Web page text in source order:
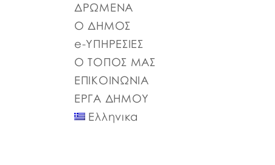
ΔΡΩΜΕΝΑ
Ο ΔΗΜΟΣ
e-ΥΠΗΡΕΣΙΕΣ
Ο ΤΟΠΟΣ ΜΑΣ
ΕΠΙΚΟΙΝΩΝΙΑ
ΕΡΓΑ ΔΗΜΟΥ
Ελληνικα